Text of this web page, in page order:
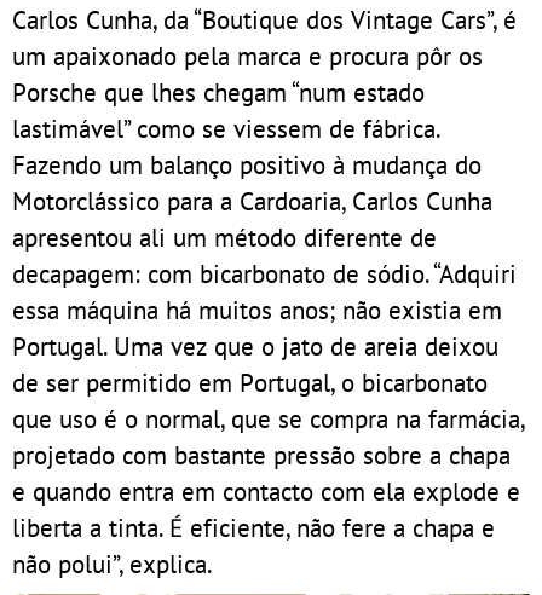
Carlos Cunha, da “Boutique dos Vintage Cars”, é
um apaixonado pela marca e procura pôr os
Porsche que lhes chegam “num estado
lastimável” como se viessem de fábrica.
Fazendo um balanço positivo à mudança do
Motorclássico para a Cardoaria, Carlos Cunha
apresentou ali um método diferente de
decapagem: com bicarbonato de sódio. “Adquiri
essa máquina há muitos anos; não existia em
Portugal. Uma vez que o jato de areia deixou
de ser permitido em Portugal, o bicarbonato
que uso é o normal, que se compra na farmácia,
projetado com bastante pressão sobre a chapa
e quando entra em contacto com ela explode e
liberta a tinta. É eficiente, não fere a chapa e
não polui”, explica.